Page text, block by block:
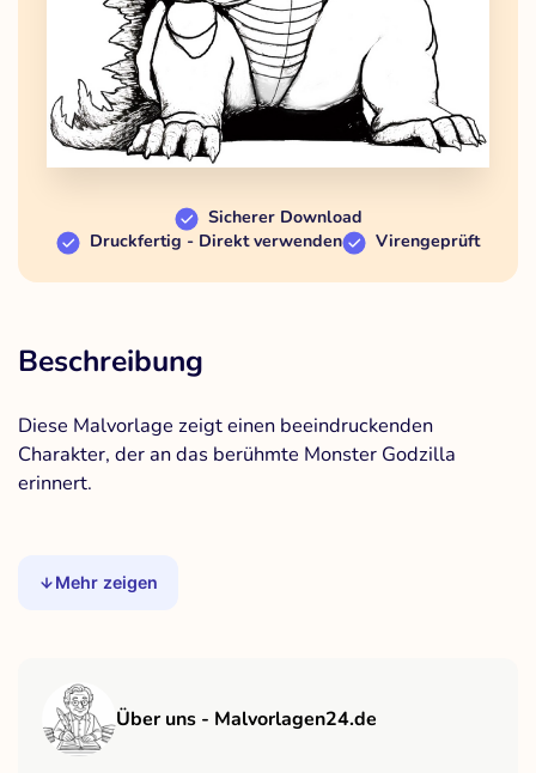
Sicherer Download
Druckfertig - Direkt verwenden
Virengeprüft
Beschreibung
Diese Malvorlage zeigt einen beeindruckenden
Charakter, der an das berühmte Monster Godzilla
erinnert.
Mehr zeigen
Über uns - Malvorlagen24.de